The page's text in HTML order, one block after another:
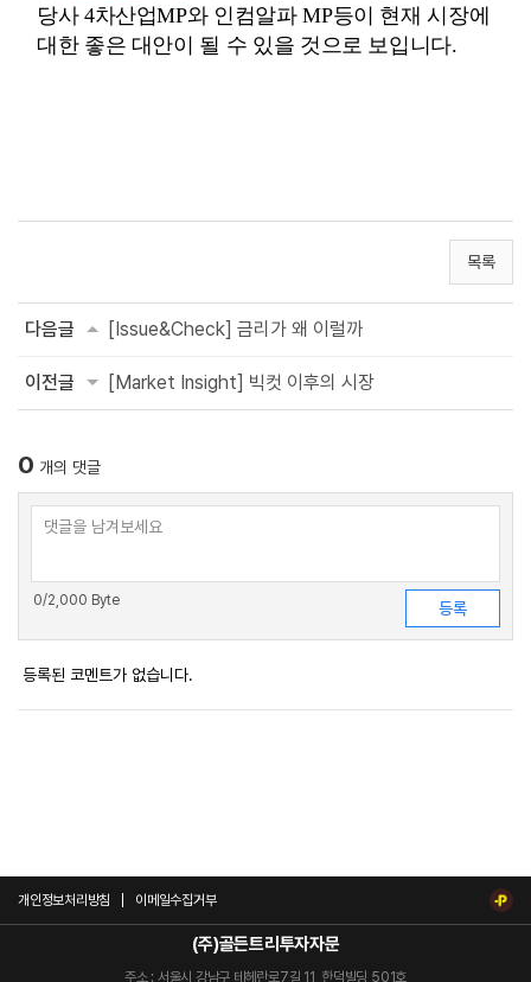
당사 4차산업MP와 인컴알파 MP등이 현재 시장에
대한 좋은 대안이 될 수 있을 것으로 보입니다.
목록
다음글 [Issue&Check] 금리가 왜 이럴까
이전글 [Market Insight] 빅컷 이후의 시장
0 개의 댓글
0/2,000 Byte
등록된 코멘트가 없습니다.
개인정보처리방침 이메일수집거부
(주)골든트리투자자문
주소 : 서울시 강남구 테헤란로7길 11, 한덕빌딩 501호